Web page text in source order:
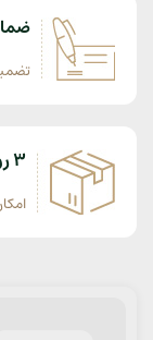
3 روز گارانتی بازگشت وجه